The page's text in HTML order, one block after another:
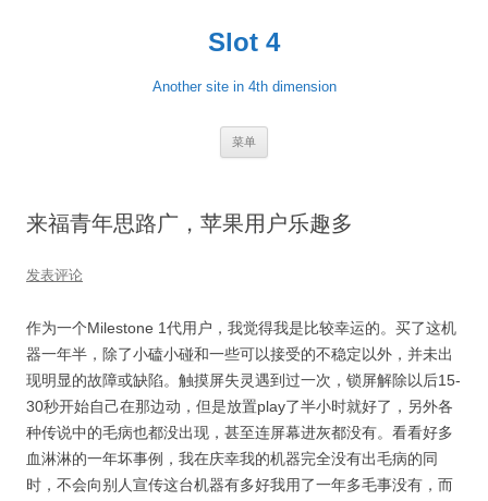
Slot 4
Another site in 4th dimension
菜单
来福青年思路广，苹果用户乐趣多
发表评论
作为一个Milestone 1代用户，我觉得我是比较幸运的。买了这机
器一年半，除了小磕小碰和一些可以接受的不稳定以外，并未出
现明显的故障或缺陷。触摸屏失灵遇到过一次，锁屏解除以后15-
30秒开始自己在那边动，但是放置play了半小时就好了，另外各
种传说中的毛病也都没出现，甚至连屏幕进灰都没有。看看好多
血淋淋的一年坏事例，我在庆幸我的机器完全没有出毛病的同
时，不会向别人宣传这台机器有多好我用了一年多毛事没有，而